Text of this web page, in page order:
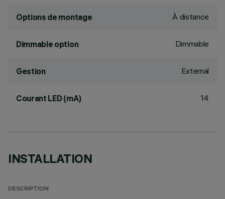
Options de montage À distance
Dimmable option Dimmable
Gestion External
Courant LED (mA) 14
INSTALLATION
DESCRIPTION